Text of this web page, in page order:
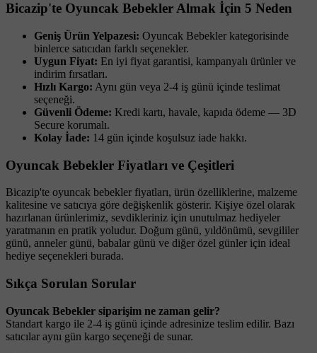
Bicazip'te Oyuncak Bebekler Almak İçin 5 Neden
Geniş Ürün Yelpazesi: Oyuncak Bebekler kategorisinde
binlerce satıcıdan farklı seçenekler.
Uygun Fiyat: En iyi fiyat garantisi, kampanyalı ürünler ve
indirim fırsatları.
Hızlı Kargo: Aynı gün veya 2-4 iş günü içinde teslimat
seçeneği.
Güvenli Ödeme: Kredi kartı, havale, kapıda ödeme — 3D
Secure korumalı.
Kolay İade: 14 gün içinde koşulsuz iade hakkı.
Oyuncak Bebekler Fiyatları ve Çeşitleri
Bicazip'te oyuncak bebekler fiyatları, ürün özelliklerine, malzeme
kalitesine ve satıcıya göre değişkenlik gösterir. Kişiye özel olarak
hazırlanan ürünlerimiz, sevdikleriniz için unutulmaz hediyeler
yaratmanın en pratik yoludur. Doğum günü, yıldönümü, sevgililer
günü, anneler günü, babalar günü ve diğer özel günler için ideal
hediye seçenekleri burada.
Sıkça Sorulan Sorular
Oyuncak Bebekler siparişim ne zaman gelir?
Standart kargo ile 2-4 iş günü içinde adresinize teslim edilir. Bazı
satıcılar aynı gün kargo seçeneği de sunar.